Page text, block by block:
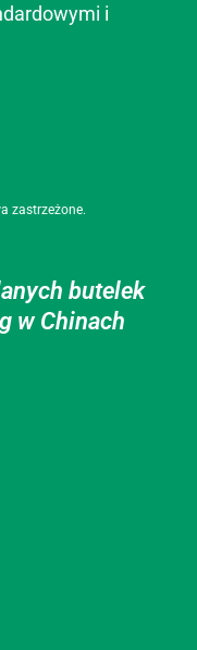
i
zastrzeżone.
butelek
w Chinach